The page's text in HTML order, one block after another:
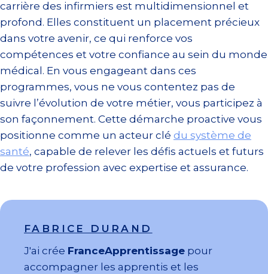
carrière des infirmiers est multidimensionnel et
profond. Elles constituent un placement précieux
dans votre avenir, ce qui renforce vos
compétences et votre confiance au sein du monde
médical. En vous engageant dans ces
programmes, vous ne vous contentez pas de
suivre l’évolution de votre métier, vous participez à
son façonnement. Cette démarche proactive vous
positionne comme un acteur clé du système de
santé, capable de relever les défis actuels et futurs
de votre profession avec expertise et assurance.
FABRICE DURAND
J'ai crée FranceApprentissage pour
accompagner les apprentis et les